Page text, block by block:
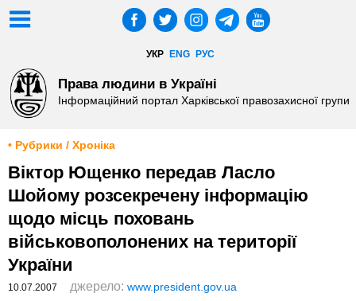
УКР ENG РУС
Права людини в Україні
Інформаційний портал Харківської правозахисної групи
• Рубрики / Хроніка
Віктор Ющенко передав Ласло
Шойому розсекречену інформацію
щодо місць поховань
військовополонених на території
України
10.07.2007 джерело: www.president.gov.ua